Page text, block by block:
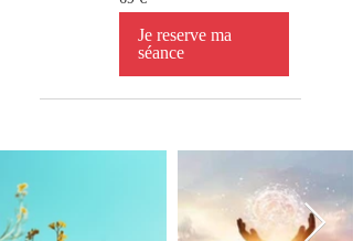
euros
Je reserve ma
séance